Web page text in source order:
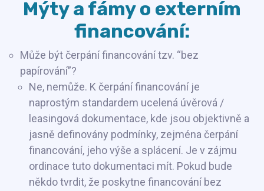
Mýty a fámy o externím
financování:
Může být čerpání financování tzv. “bez
papírování”?
Ne, nemůže. K čerpání financování je
naprostým standardem ucelená úvěrová /
leasingová dokumentace, kde jsou objektivně a
jasně definovány podmínky, zejména čerpání
financování, jeho výše a splácení. Je v zájmu
ordinace tuto dokumentaci mít. Pokud bude
někdo tvrdit, že poskytne financování bez